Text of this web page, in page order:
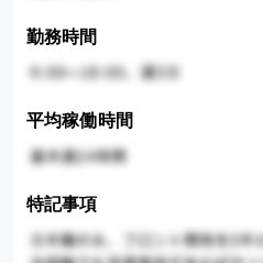
勤務時間
平均稼働時間
特記事項